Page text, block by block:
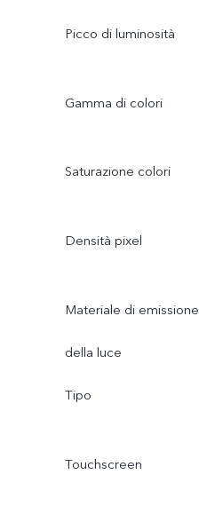
Picco di luminosità
Gamma di colori
Saturazione colori
Densità pixel
Materiale di emissione
della luce
Tipo
Touchscreen